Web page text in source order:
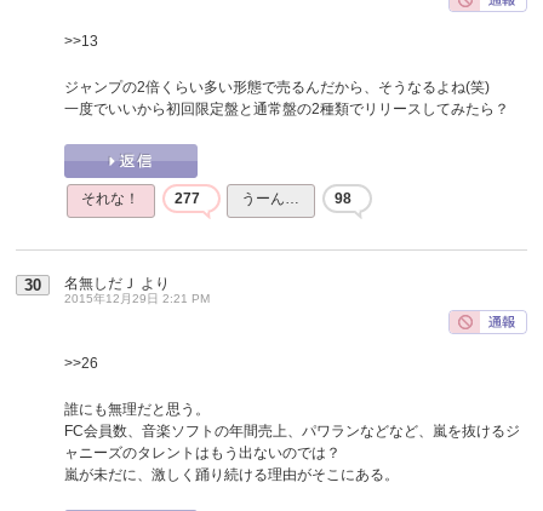
>>13
ジャンプの2倍くらい多い形態で売るんだから、そうなるよね(笑)
一度でいいから初回限定盤と通常盤の2種類でリリースしてみたら？
それな！ 277 うーん… 98
30 名無しだＪ より
2015年12月29日 2:21 PM
>>26
誰にも無理だと思う。
FC会員数、音楽ソフトの年間売上、パワランなどなど、嵐を抜けるジ
ャニーズのタレントはもう出ないのでは？
嵐が未だに、激しく踊り続ける理由がそこにある。